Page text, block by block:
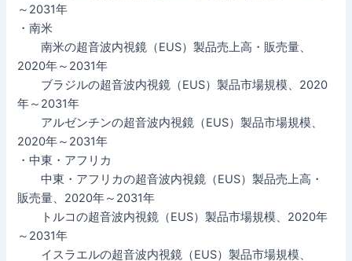
～2031年
・南米
南米の超音波内視鏡（EUS）製品売上高・販売量、
2020年～2031年
ブラジルの超音波内視鏡（EUS）製品市場規模、2020
年～2031年
アルゼンチンの超音波内視鏡（EUS）製品市場規模、
2020年～2031年
・中東・アフリカ
中東・アフリカの超音波内視鏡（EUS）製品売上高・
販売量、2020年～2031年
トルコの超音波内視鏡（EUS）製品市場規模、2020年
～2031年
イスラエルの超音波内視鏡（EUS）製品市場規模、